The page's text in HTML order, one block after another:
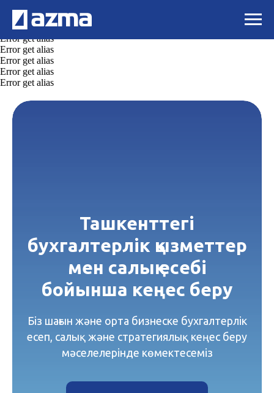
Error get alias
Error get alias
Error get alias
Error get alias
Error get alias
Error get alias
Error get alias
Ташкенттегі
бухгалтерлік қызметтер
мен салық есебі
бойынша кеңес беру
Біз шағын және орта бизнеске бухгалтерлік
есеп, салық және стратегиялық кеңес беру
мәселелерінде көмектесеміз